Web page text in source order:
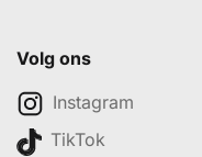
Volg ons
Instagram
TikTok